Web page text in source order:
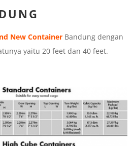
New Container Bandung dengan
yaitu 20 feet dan 40 feet.